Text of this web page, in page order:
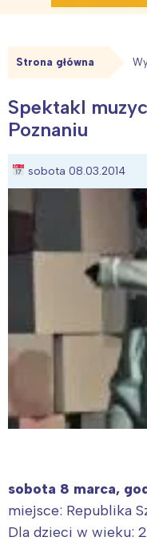
Strona główna
Spektakl
Poznaniu
sobota 08.03.2014
sobota 8 marca,
miejsce: Republika
Dla dzieci w wieku: